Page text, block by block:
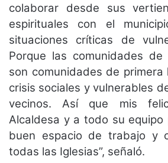
colaborar desde sus
espirituales con el
situaciones críticas de
Porque las comunidades
son comunidades de
crisis sociales y vulnerables
vecinos. Así que mis
Alcaldesa y a todo su
buen espacio de trabajo y
todas las Iglesias”, señaló.